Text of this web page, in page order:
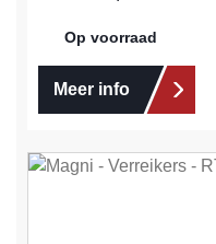
Op voorraad
Meer info